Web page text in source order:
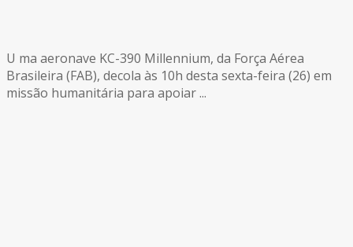
U ma aeronave KC-390 Millennium, da Força Aérea
Brasileira (FAB), decola às 10h desta sexta-feira (26) em
missão humanitária para apoiar ...